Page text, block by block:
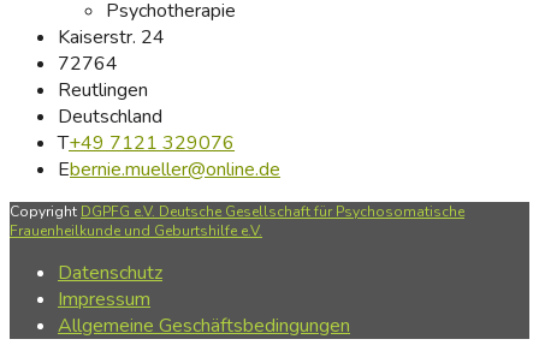
Psychotherapie
Kaiserstr. 24
72764
Reutlingen
Deutschland
T+49 7121 329076
Ebernie.mueller@online.de
Copyright DGPFG e.V. Deutsche Gesellschaft für Psychosomatische
Frauenheilkunde und Geburtshilfe e.V.
Datenschutz
Impressum
Allgemeine Geschäftsbedingungen